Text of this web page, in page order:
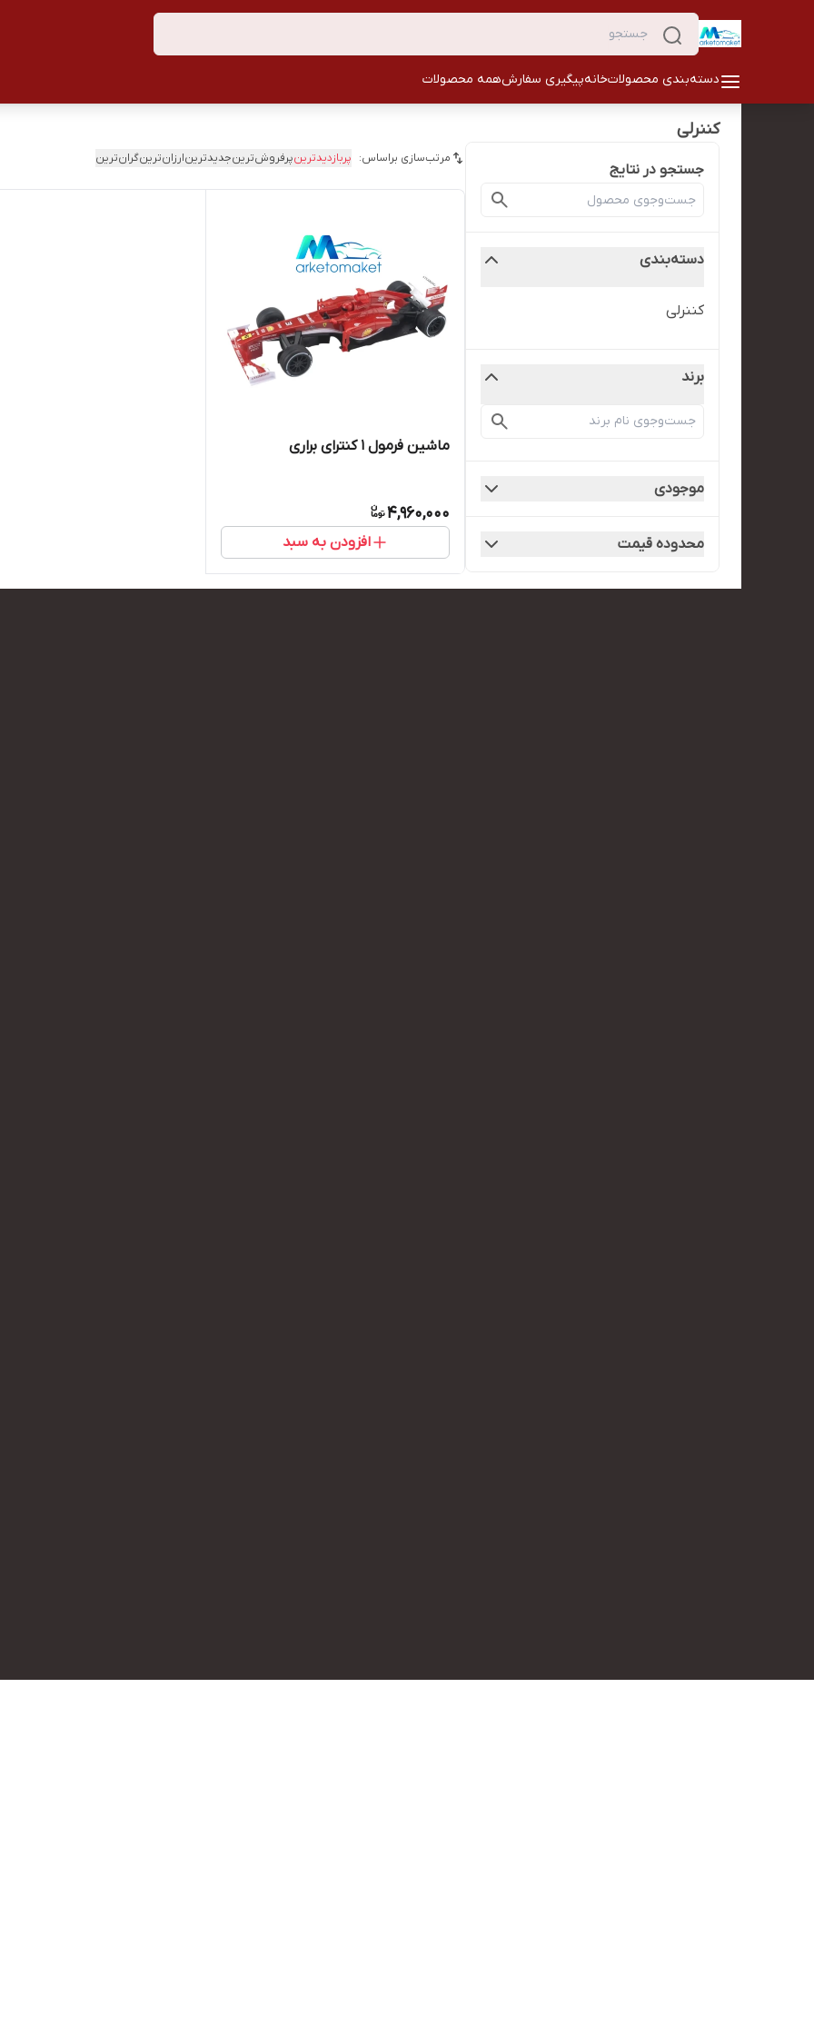
دسته‌بندی محصولاتخانهپیگیری سفارشهمه محصولات
کننرلی
جستجو در نتایج
دسته‌بندی
کننرلی
برند
موجودی
محدوده قیمت
مرتب‌سازی براساس: پربازدیدترینپرفروش‌ترینجدیدترینارزان‌ترینگران‌ترین
ماشین فرمول ۱ کنترای براری
4,960,000
افزودن به سبد